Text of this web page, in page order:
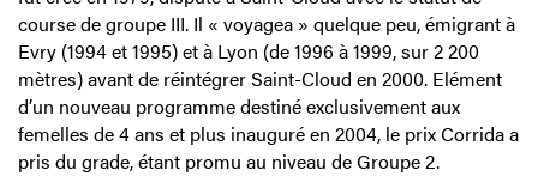
course de groupe III. Il « voyagea » quelque peu, émigrant à
Evry (1994 et 1995) et à Lyon (de 1996 à 1999, sur 2 200
mètres) avant de réintégrer Saint-Cloud en 2000. Elément
d’un nouveau programme destiné exclusivement aux
femelles de 4 ans et plus inauguré en 2004, le prix Corrida a
pris du grade, étant promu au niveau de Groupe 2.